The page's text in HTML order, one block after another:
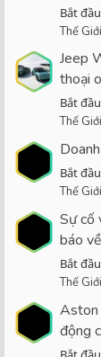
Bắt
Thế
Jeep
thoại
Bắt
Thế
Bắt
Thế
Sự cố
báo
Bắt
Thế
Aston
động